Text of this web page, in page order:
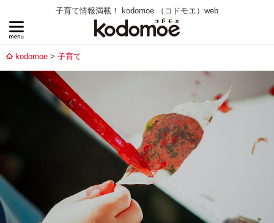
子育て情報満載！ kodomoe （コドモエ）web
kodomoe 子育て